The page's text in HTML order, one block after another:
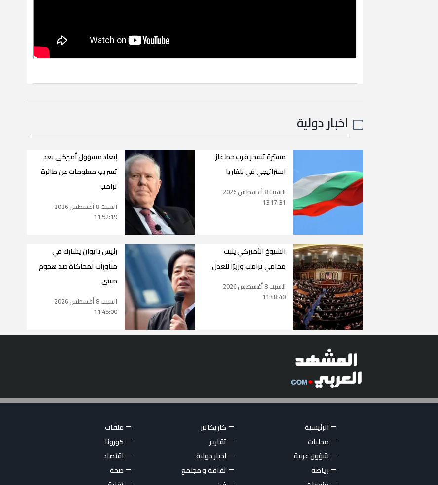
اخبار دولية
مسيّرة تنفجر قرب خط غاز
استراتيجي في بلغاريا
السبت 8 أغسطس 2026
13:17:31
إبعاد مسؤول أميركي بعد
تسريب معلومات عن طائرة
ترامب
السبت 8 أغسطس 2026
11:52:19
الشيوخ الأميركي يثبت
محامي ترامب وزيرًا للعدل
السبت 8 أغسطس 2026
11:48:40
رئيس تايوان يشارك في
مناورات لمحاكاة صد هجوم
صيني
السبت 8 أغسطس 2026
11:45:00
الرئيسية كاريكاتير
ملفات
محليات
تقارير
كورونا
شؤون عربية
اخبار دولية
اقتصاد
رياضة
ثقافة و مجتمع
صحة